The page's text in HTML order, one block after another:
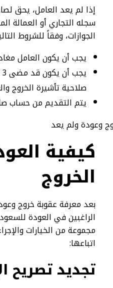
إذا لم يعد العامل، يحق
سجله التجاري أو العمالة
الجوازات، وفقاً للشروط
يجب أن يكون العامل
صلاحية تأشيرة الخروج
يتم التقديم من حساب
كيفية
الخروج
بعد معرفة عقوبة خروج
الراغبين في العودة
مجموعة من الخيارات
اتباعها:
تجديد تصريح